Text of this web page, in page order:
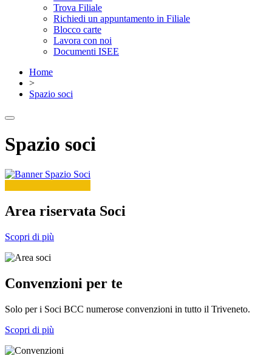
Trova Filiale
Richiedi un appuntamento in Filiale
Blocco carte
Lavora con noi
Documenti ISEE
Home
>
Spazio soci
Spazio soci
Area riservata Soci
Scopri di più
Convenzioni per te
Solo per i Soci BCC numerose convenzioni in tutto il Triveneto.
Scopri di più